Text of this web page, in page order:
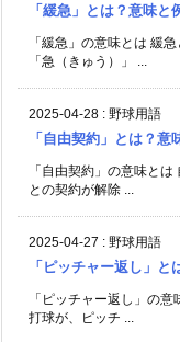
「緩急」とは？意味と
「緩急」の意味とは 緩
「急（きゅう）」 ...
2025-04-28 : 野球用語
「自由契約」とは？意
「自由契約」の意味と
との契約が解除 ...
2025-04-27 : 野球用語
「ピッチャー返し」と
「ピッチャー返し」の
打球が、ピッチ ...